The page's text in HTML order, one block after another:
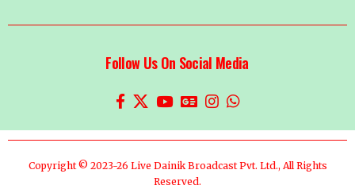
Follow Us On Social Media
Copyright © 2023-26 Live Dainik Broadcast Pvt. Ltd., All Rights
Reserved.